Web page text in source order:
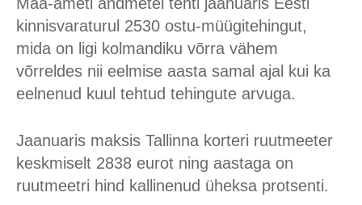
kinnisvaraturul 2530 ostu-müügitehingut,
mida on ligi kolmandiku võrra vähem
võrreldes nii eelmise aasta samal ajal kui ka
eelnenud kuul tehtud tehingute arvuga.
Jaanuaris maksis Tallinna korteri ruutmeeter
keskmiselt 2838 eurot ning aastaga on
ruutmeetri hind kallinenud üheksa protsenti.